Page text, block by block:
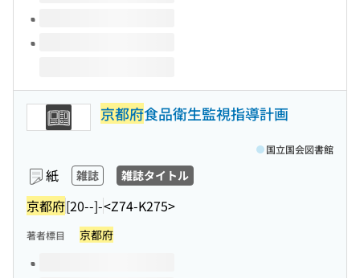
京都府食品衛生監視指導計画
紙 雑誌 雑誌タイトル
京都府[20--]-<Z74-K275>
国立国会図書館
著者標目 京都府
このタイトルの巻号